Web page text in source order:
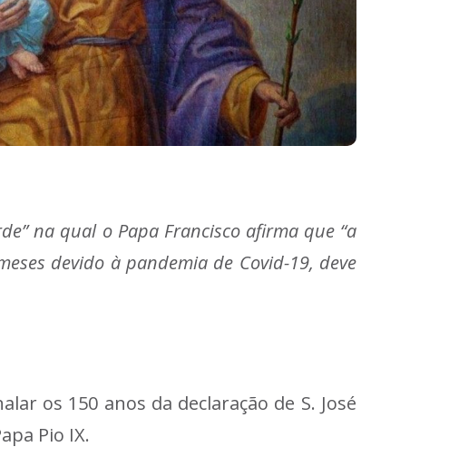
na qual o Papa Francisco afirma que “a
devido à pandemia de Covid-19, deve
os 150 anos da declaração de S. José
Pio IX.